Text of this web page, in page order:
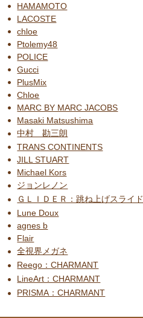
HAMAMOTO
LACOSTE
chloe
Ptolemy48
POLICE
Gucci
PlusMix
Chloe
MARC BY MARC JACOBS
Masaki Matsushima
中村 勘三朗
TRANS CONTINENTS
JILL STUART
Michael Kors
ジョンレノン
ＧＬＩＤＥＲ：跳ね上げスライド
Lune Doux
agnes b
Flair
全視界メガネ
Reego：CHARMANT
LineArt：CHARMANT
PRISMA：CHARMANT